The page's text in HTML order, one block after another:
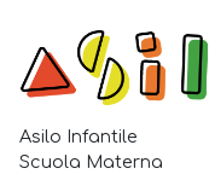
Asilo Infantile
Scuola Materna